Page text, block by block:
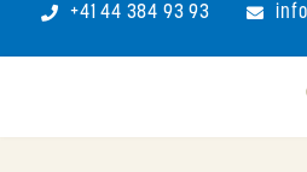
+41 44 384 93 93